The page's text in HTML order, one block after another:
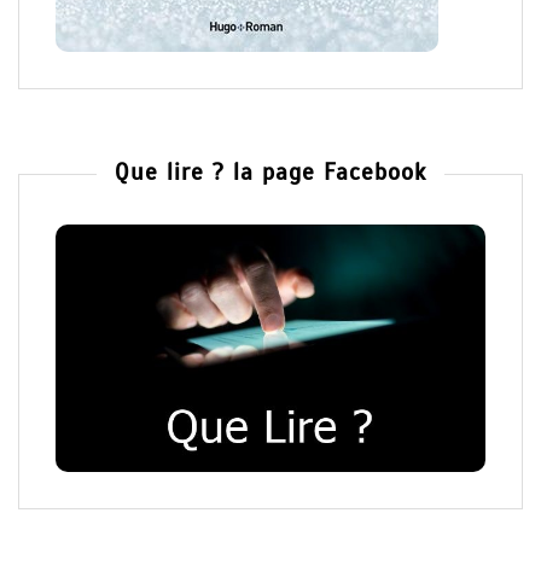
Que lire ? la page Facebook